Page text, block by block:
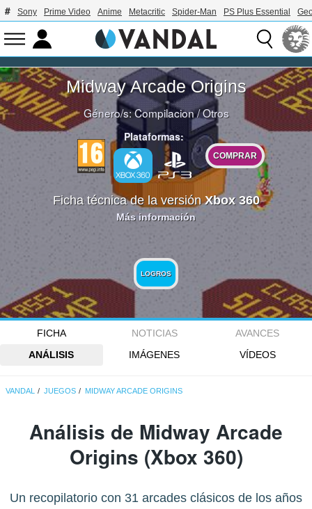
Sony Prime Video Anime Metacritic Spider-Man PS Plus Essential
Midway Arcade Origins
Género/s:Compilacion/Otros
Plataformas:
COMPRAR
Ficha técnica de la versiónXbox 360
Más información
LOGROS
FICHA NOTICIAS
AVANCES
ANÁLISIS
IMÁGENES VÍDEOS
VANDAL JUEGOS MIDWAY ARCADE ORIGINS
Análisis de Midway Arcade
Origins (Xbox 360)
Un recopilatorio con 31 arcades clásicos de los años